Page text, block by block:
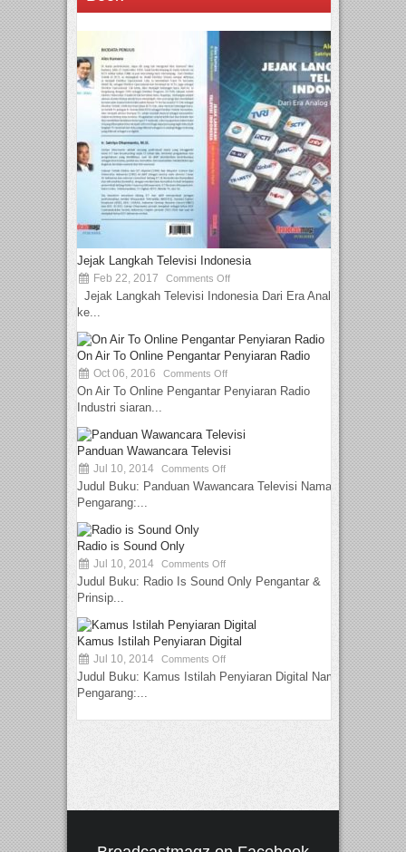
Jejak Langkah Televisi Indonesia
Feb 22, 2017 Comments Off
Jejak Langkah Televisi Indonesia Dari Era Analog
ke...
On Air To Online Pengantar Penyiaran Radio
Oct 06, 2016 Comments Off
On Air To Online Pengantar Penyiaran Radio
Industri siaran...
Panduan Wawancara Televisi
Jul 10, 2014 Comments Off
Judul Buku: Panduan Wawancara Televisi Nama
Pengarang:...
Radio is Sound Only
Jul 10, 2014 Comments Off
Judul Buku: Radio Is Sound Only Pengantar &
Prinsip...
Kamus Istilah Penyiaran Digital
Jul 10, 2014 Comments Off
Judul Buku: Kamus Istilah Penyiaran Digital Nama
Pengarang:...